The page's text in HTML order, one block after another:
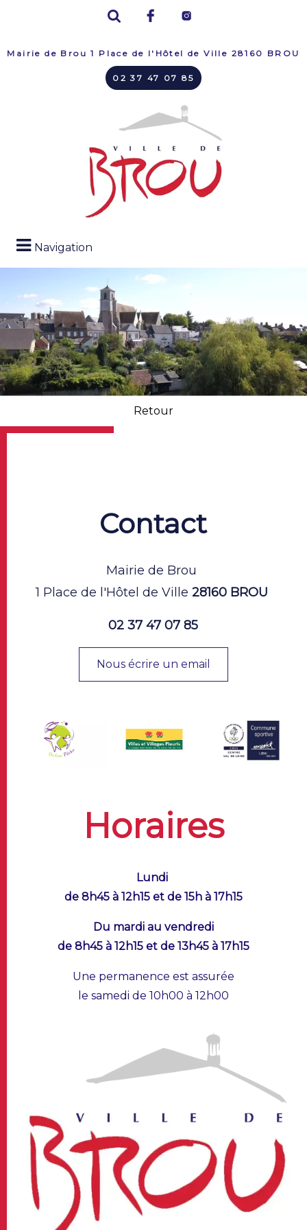
Mairie de Brou 1 Place de l'Hôtel de Ville 28160 BROU
02 37 47 07 85
Navigation
Retour
Contact
Mairie de Brou
1 Place de l'Hôtel de Ville 28160 BROU
02 37 47 07 85
Nous écrire un email
Horaires
Lundi
de 8h45 à 12h15 et de 15h à 17h15
Du mardi au vendredi
de 8h45 à 12h15 et de 13h45 à 17h15
Une permanence est assurée
le samedi de 10h00 à 12h00